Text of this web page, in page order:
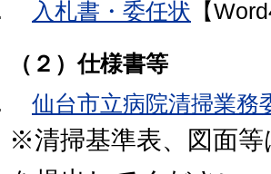
入札書・委任状 【
（２）仕様書等
仙台市立病院清掃業務
※清掃基準表、図面等